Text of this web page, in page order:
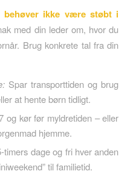
behøver ikke være støbt i
med din leder om, hvor du
Brug konkrete tal fra din
Spar transporttiden og brug
at hente børn tidligt.
og kør før myldretiden – eller
hjemme.
dage og fri hver anden
til familietid.